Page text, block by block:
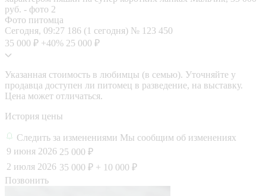
Фото питомца
Сегодня, 09:27 186 (1 сегодня) № 123 450
35 000 ₽ +40% 25 000 ₽
Указанная стоимость в любимцы (в семью). Уточняйте у
продавца доступен ли питомец в разведение, на выставку.
Цена может отличаться.
История цены
Следить за изменениями Мы сообщим об изменениях
9 июня 2026 25 000 ₽
2 июля 2026 35 000 ₽ + 10 000 ₽
Позвонить